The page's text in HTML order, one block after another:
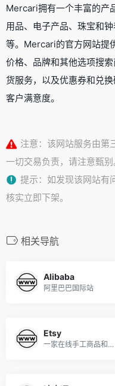
Mercari拥有一个丰富的产
用品、电子产品、珠宝和
等。Mercari的官方网站提
价格、品牌和其他选项搜
货服务，以及优惠券和兑
客户满意度。
注意：该网站服务由第
一切交易负责，请注意甄别
提示：如发现该网站有
核实立即下架。
相关导航
Alibaba
阿里巴巴国际站
Etsy
一家在线手工商品和原创作品零售商